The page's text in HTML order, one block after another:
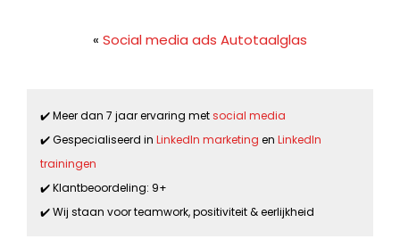
« Social media ads Autotaalglas
✔️ Meer dan 7 jaar ervaring metsocial media
✔️ Gespecialiseerd in LinkedIn marketing en LinkedIn
trainingen
✔️ Klantbeoordeling: 9+
✔️ Wij staan voor teamwork, positiviteit & eerlijkheid